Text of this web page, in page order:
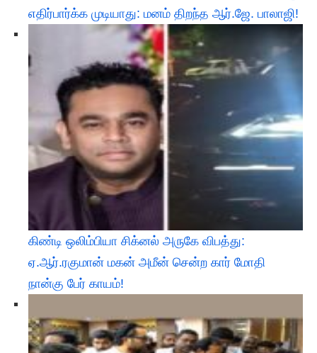
எதிர்பார்க்க முடியாது: மனம் திறந்த ஆர்.ஜே. பாலாஜி!
கிண்டி ஒலிம்பியா சிக்னல் அருகே விபத்து:
ஏ.ஆர்.ரகுமான் மகன் அமீன் சென்ற கார் மோதி
நான்கு பேர் காயம்!